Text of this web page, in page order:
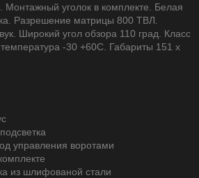
Монтажный уголок в комплекте. Белая
Разрешение матрицы 800 ТВЛ.
Широкий угол обзора 110 град. Класс
-30 +60С. Габариты 151 х
управления воротами
из шлифованой стали